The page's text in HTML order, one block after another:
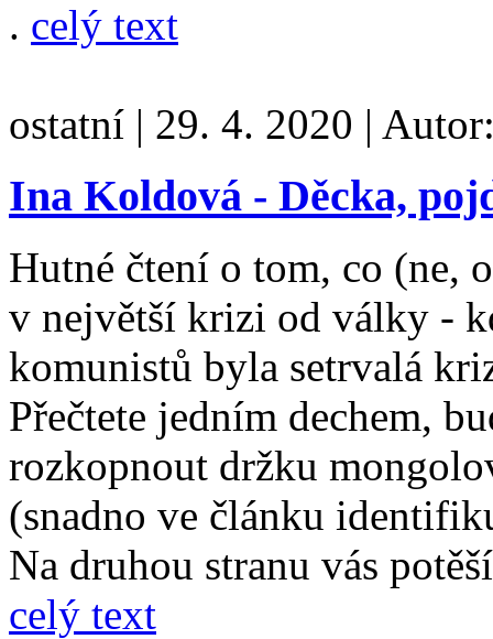
. celý text
ostatní | 29. 4. 2020 |
Ina Koldová - Děcka,
Hutné čtení o tom, co (ne,
v největší krizi od války -
komunistů byla setrvalá
Přečtete jedním dechem,
rozkopnout držku
(snadno ve článku
Na druhou stranu vás
celý text